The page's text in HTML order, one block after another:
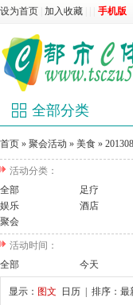
设为首页 加入收藏 手机版
全部分类
首页 » 聚会活动 » 美食 »
活动分类：
全部
足疗
娱乐
酒店
聚会
活动时间：
全部
今天
显示： 图文 日历 | 排序： 最